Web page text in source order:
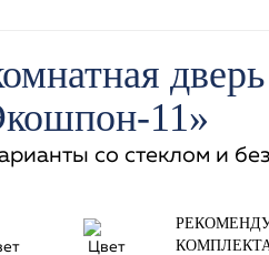
дверь
11»
со стеклом и без